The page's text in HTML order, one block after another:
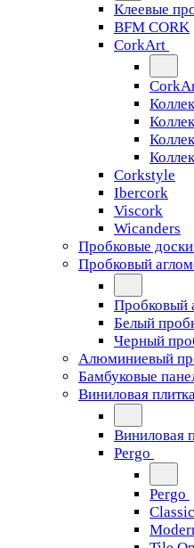
Клеевые
BFM CORK
CorkArt
Corkstyle
Ibercork
Viscork
Wicanders
Пробковые
Пробковый
Пробковый
Белый
Черный
Алюминиевый
Бамбуковые
Виниловая
Виниловая
Pergo
Pergo